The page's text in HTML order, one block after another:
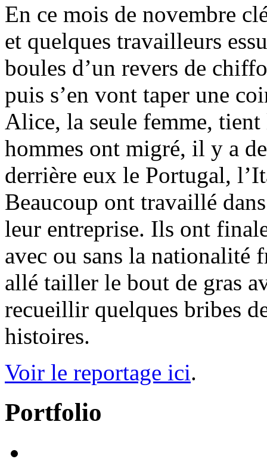
En ce mois de novembre
et quelques travailleurs
boules d’un revers de
puis s’en vont taper une
Alice, la seule femme,
hommes ont migré, il y a
derrière eux le Portugal,
Beaucoup ont travaillé
leur entreprise. Ils ont
avec ou sans la nationalité
allé tailler le bout de gras
recueillir quelques bribes
histoires.
Voir le reportage ici.
Portfolio